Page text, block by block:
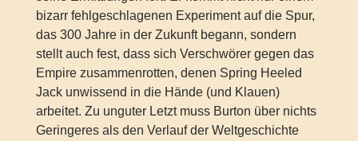
bizarr fehlgeschlagenen Experiment auf die Spur,
das 300 Jahre in der Zukunft begann, sondern
stellt auch fest, dass sich Verschwörer gegen das
Empire zusammenrotten, denen Spring Heeled
Jack unwissend in die Hände (und Klauen)
arbeitet. Zu unguter Letzt muss Burton über nichts
Geringeres als den Verlauf der Weltgeschichte